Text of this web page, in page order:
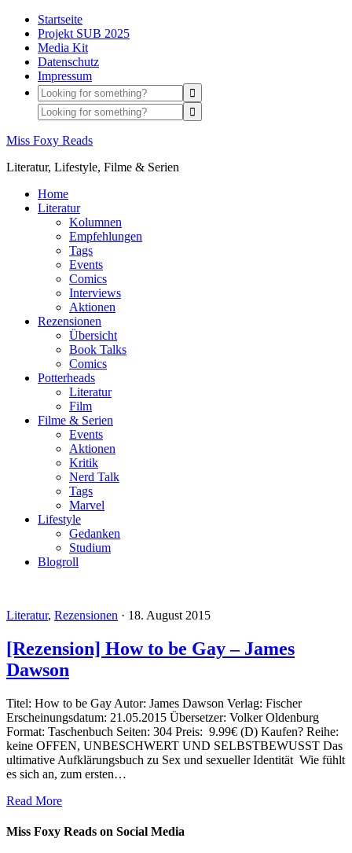
Startseite
Projekt SUB 2025
Media Kit
Datenschutz
Impressum
Miss Foxy Reads
Literatur, Lifestyle, Filme & Serien
Home
Literatur
Kolumnen
Empfehlungen
Tags
Events
Comics
Interviews
Aktionen
Rezensionen
Übersicht
Book Talks
Comics
Potterheads
Literatur
Film
Filme & Serien
Events
Aktionen
Kritik
Nerd Talk
Tags
Marvel
Lifestyle
Gedanken
Studium
Blogroll
Literatur, Rezensionen · 18. August 2015
[Rezension] How to be Gay – James
Dawson
Titel: How to be Gay Autor: James Dawson Verlag: Fischer
Erscheinungsdatum: 21.05.2015 Übersetzer: Volker Oldenburg
Format: Taschenbuch Seiten: 304 Preis: 9.99€ (D) Kaufen? Reihe:
keine OFFEN, UNBESCHWERT UND SELBSTBEWUSST Das
ultimative Aufklärungsbuch zu Sex und sexueller Identität Wie fühlt
es sich an, zum ersten…
Read More
Miss Foxy Reads on Social Media